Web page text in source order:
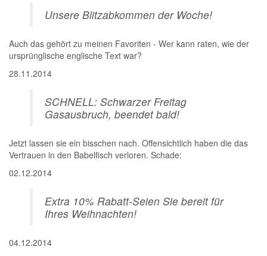
Unsere Blitzabkommen der Woche!
Auch das gehört zu meinen Favoriten - Wer kann raten, wie der
ursprünglische englische Text war?
28.11.2014
SCHNELL: Schwarzer Freitag
Gasausbruch, beendet bald!
Jetzt lassen sie ein bisschen nach. Offensichtlich haben die das
Vertrauen in den Babelfisch verloren. Schade:
02.12.2014
Extra 10% Rabatt-Seien Sie bereit für
Ihres Weihnachten!
04.12.2014